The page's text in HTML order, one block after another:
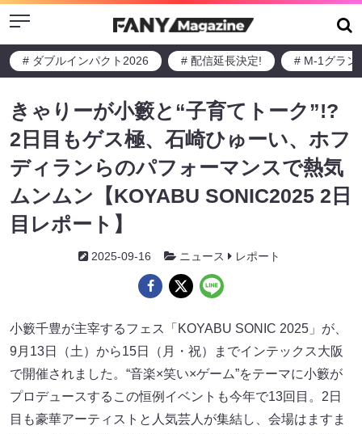
Menu
# ダブルインパクト2026 # 配信延長決定! # M-1グラン
きゃりーが小籔と“子育てトーク”!?
2日目もゲス極、石崎ひゅーい、ホフ
ディランらのパフォーマンスで熱気
ムンムン【KOYABU SONIC2025 2日
目レポート】
2025-09-16 ニュース レポート
小籔千豊が主宰するフェス「KOYABU SONIC 2025」が、
9月13日（土）から15日（月・祝）までインテックス大阪
で開催されました。“音楽×笑い×ゲーム”をテーマに小籔が
プロデュースするこの恒例イベントも今年で13回目。2日
目も豪華アーティストと人気芸人が集結し、会場はますま